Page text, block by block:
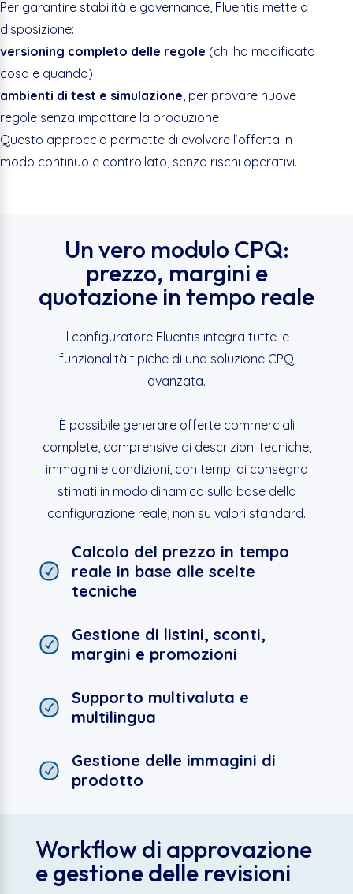
Per garantire stabilità e governance, Fluentis mette a
disposizione:
versioning completo delle regole (chi ha modificato
cosa e quando)
ambienti di test e simulazione, per provare nuove
regole senza impattare la produzione
Questo approccio permette di evolvere l’offerta in
modo continuo e controllato, senza rischi operativi.
Un vero modulo CPQ:
prezzo, margini e
quotazione in tempo reale
Il configuratore Fluentis integra tutte le
funzionalità tipiche di una soluzione CPQ
avanzata.
È possibile generare offerte commerciali
complete, comprensive di descrizioni tecniche,
immagini e condizioni, con tempi di consegna
stimati in modo dinamico sulla base della
configurazione reale, non su valori standard.
Calcolo del prezzo in tempo
reale in base alle scelte
tecniche
Gestione di listini, sconti,
margini e promozioni
Supporto multivaluta e
multilingua
Gestione delle immagini di
prodotto
Workflow di approvazione
e gestione delle revisioni